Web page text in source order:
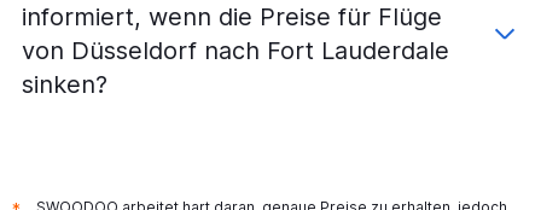
informiert, wenn die Preise für Flüge
von Düsseldorf nach Fort Lauderdale
sinken?